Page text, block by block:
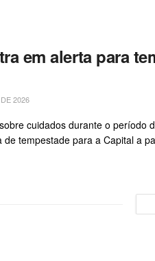
em alerta para
2026
cuidados durante o período
tempestade para a Capital a